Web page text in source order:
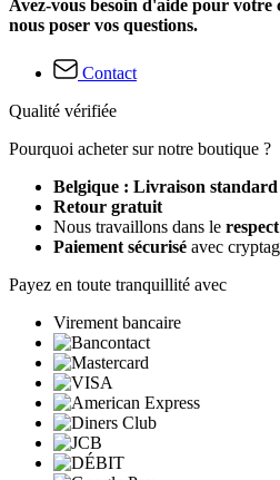
Avez-vous besoin d'aide pour votre
nous poser vos questions.
Contact
Qualité vérifiée
Pourquoi acheter sur notre boutique ?
Belgique : Livraison
Retour gratuit
Nous travaillons dans le
Paiement sécurisé avec
Payez en toute tranquillité avec
Virement bancaire